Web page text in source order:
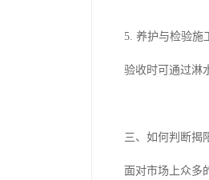
5. 养护与检验施
验收时可通过淋
三、如何判断揭
面对市场上众多